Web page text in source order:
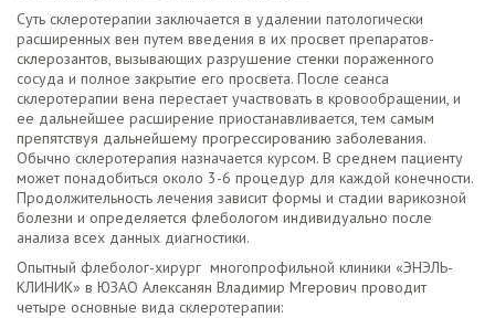
Суть склеротерапии заключается в удалении патологически
расширенных вен путем введения в их просвет препаратов-
склерозантов, вызывающих разрушение стенки пораженного
сосуда и полное закрытие его просвета. После сеанса
склеротерапии вена перестает участвовать в кровообращении, и
ее дальнейшее расширение приостанавливается, тем самым
препятствуя дальнейшему прогрессированию заболевания.
Обычно склеротерапия назначается курсом. В среднем пациенту
может понадобиться около 3-6 процедур для каждой конечности.
Продолжительность лечения зависит формы и стадии варикозной
болезни и определяется флебологом индивидуально после
анализа всех данных диагностики.
Опытный флеболог-хирург многопрофильной клиники «ЭНЭЛЬ-
КЛИНИК» в ЮЗАО Алексанян Владимир Мгерович проводит
четыре основные вида склеротерапии: